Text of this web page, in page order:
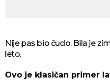
Nije pas bio čudo. Bila je
leto.
Ovo je klasičan primer